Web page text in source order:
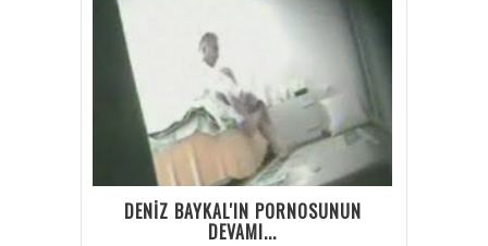
DENİZ BAYKAL'IN PORNOSUNUN
DEVAMI...